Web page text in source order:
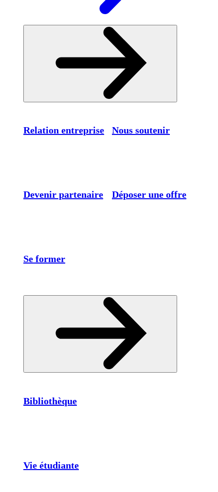
Relation entreprise Nous soutenir
Devenir partenaire Déposer une offre
Se former
Bibliothèque
Vie étudiante